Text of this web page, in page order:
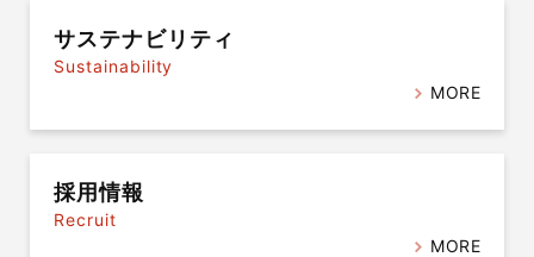
サステナビリティ
Sustainability
MORE
採用情報
Recruit
MORE